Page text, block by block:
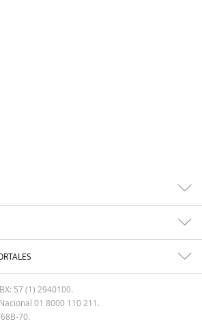
57 (1) 2940100.
01 8000 110 211.
70.